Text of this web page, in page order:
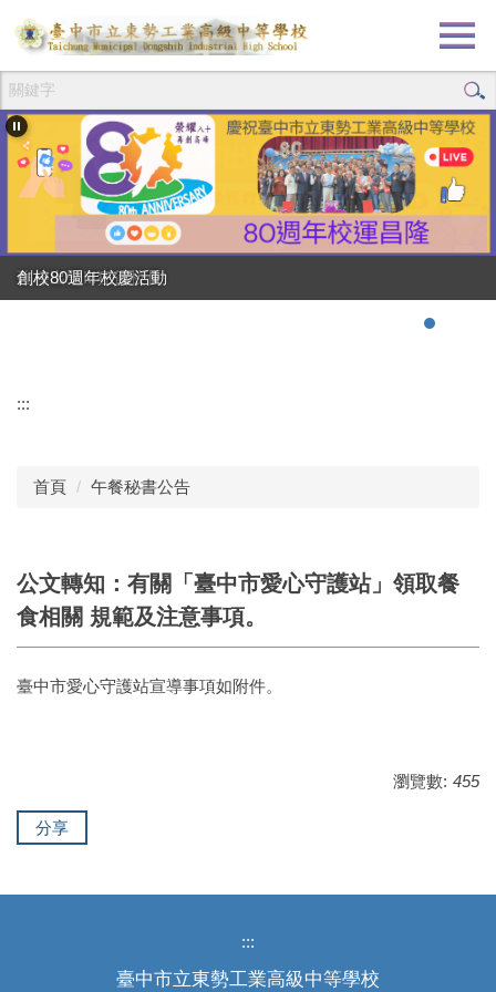
跳
到
要
內
容
區
創校80週年校慶活動
強棒出擊!!!狂賀校長
:::
首頁 午餐秘書公告
公文轉知：有關「臺中市愛心守護站」領取餐
食相關 規範及注意事項。
臺中市愛心守護站宣導事項如附件。
瀏覽數: 455
分享
:::
臺中市立東勢工業高級中等學校